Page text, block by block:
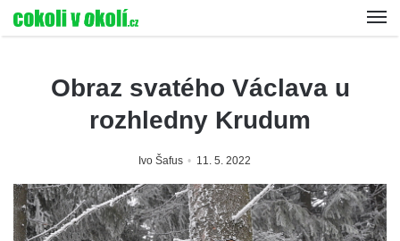
Obraz svatého Václava u
rozhledny Krudum
Ivo Šafus 11. 5. 2022